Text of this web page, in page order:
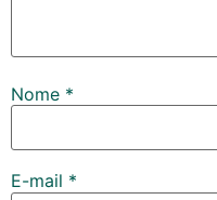
Nome *
E-mail *